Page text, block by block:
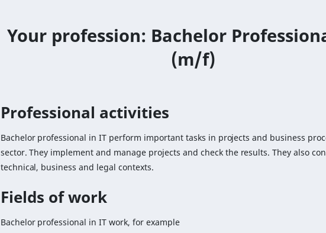
Your profession: Bachelor
(m/f)
Professional activities
Bachelor professional in IT perform important tasks in projects and business
sector. They implement and manage projects and check the results. They also
technical, business and legal contexts.
Fields of work
Bachelor professional in IT work, for example